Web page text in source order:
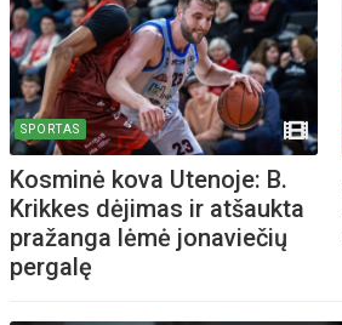
SPORTAS
Kosminė kova Utenoje: B.
Krikkes dėjimas ir atšaukta
pražanga lėmė jonaviečių
pergalę